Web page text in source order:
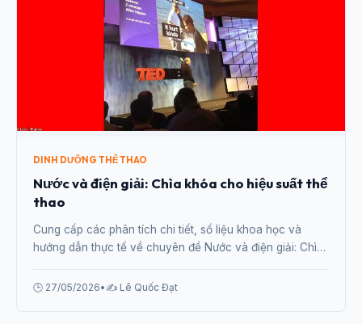
DINH DƯỠNG THỂ THAO
Nước và điện giải: Chìa khóa cho hiệu suất thể
thao
Cung cấp các phân tích chi tiết, số liệu khoa học và
hướng dẫn thực tế về chuyên đề Nước và điện giải: Chìa
🕒 27/05/2026• ✍️ Lê Quốc Đạt